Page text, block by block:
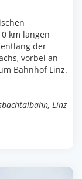
km langen
der
vorbei an
Bahnhof Linz.
Linz